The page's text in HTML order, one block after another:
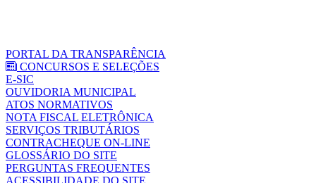
PORTAL DA TRANSPARÊNCIA
CONCURSOS E SELEÇÕES
E-SIC
OUVIDORIA MUNICIPAL
ATOS NORMATIVOS
NOTA FISCAL ELETRÔNICA
SERVIÇOS TRIBUTÁRIOS
CONTRACHEQUE ON-LINE
GLOSSÁRIO DO SITE
PERGUNTAS FREQUENTES